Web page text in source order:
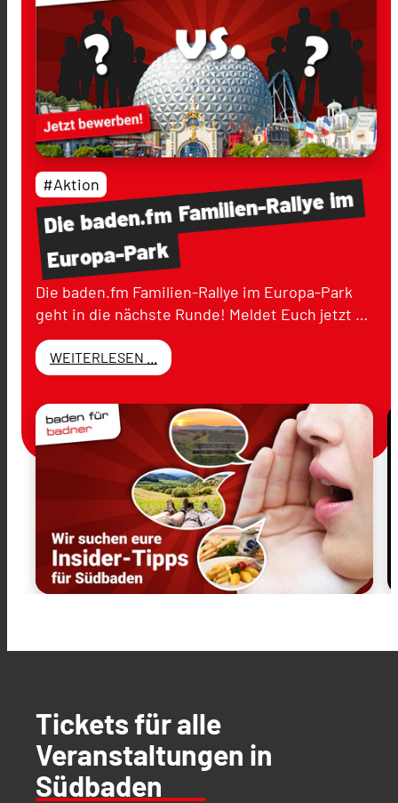
Diebaden.fmFamilien-Rallyeim
Europa-Park
#Aktion
Die baden.fm Familien-Rallye im Europa-Park
geht in die nächste Runde! Meldet Euch jetzt …
WEITERLESEN ...
Tickets für alle
Veranstaltungen in
Südbaden